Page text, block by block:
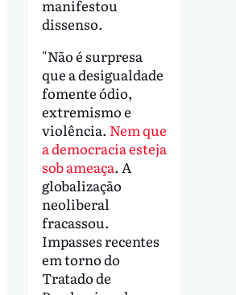
manifestou
dissenso.
"Não é surpresa
que a desigualdade
fomente ódio,
extremismo e
violência. Nem que
a democracia esteja
sob ameaça. A
globalização
neoliberal
fracassou.
Impasses recentes
em torno do
Tratado de